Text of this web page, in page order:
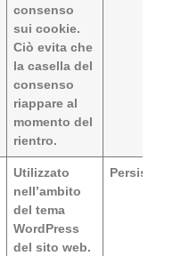
consenso
sui cookie.
Ciò evita che
la casella del
consenso
riappare al
momento del
rientro.
Utilizzato
nell’ambito
del tema
WordPress
del sito web.
Persistent